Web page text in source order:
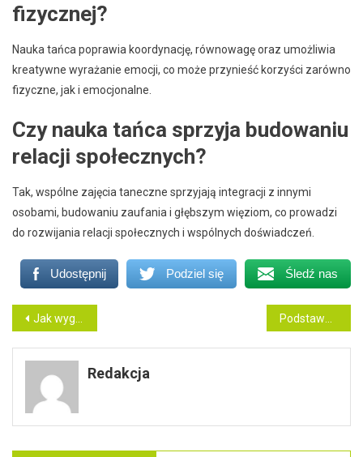
fizycznej?
Nauka tańca poprawia koordynację, równowagę oraz umożliwia
kreatywne wyrażanie emocji, co może przynieść korzyści zarówno
fizyczne, jak i emocjonalne.
Czy nauka tańca sprzyja budowaniu
relacji społecznych?
Tak, wspólne zajęcia taneczne sprzyjają integracji z innymi
osobami, budowaniu zaufania i głębszym więziom, co prowadzi
do rozwijania relacji społecznych i wspólnych doświadczeń.
Udostępnij Podziel się Śledź nas
Nawigacja
wpisu
Jak wygląda leczenie depresji w poradni psychologicznej?
Redakcja